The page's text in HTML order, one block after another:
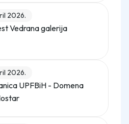
2026.
Vedrana galerija
2026.
UPFBiH - Domena